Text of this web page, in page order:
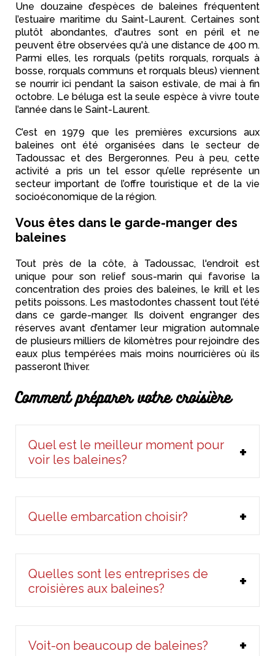
Une douzaine d’espèces de baleines fréquentent
l’estuaire maritime du Saint-Laurent. Certaines sont
plutôt abondantes, d'autres sont en péril et ne
peuvent être observées qu'à une distance de 400 m.
Parmi elles, les rorquals (petits rorquals, rorquals à
bosse, rorquals communs et rorquals bleus) viennent
se nourrir ici pendant la saison estivale, de mai à fin
octobre. Le béluga est la seule espèce à vivre toute
l’année dans le Saint-Laurent.
C’est en 1979 que les premières excursions aux
baleines ont été organisées dans le secteur de
Tadoussac et des Bergeronnes. Peu à peu, cette
activité a pris un tel essor qu’elle représente un
secteur important de l’offre touristique et de la vie
socioéconomique de la région.
Vous êtes dans le garde-manger des
baleines
Tout près de la côte, à Tadoussac, l'endroit est
unique pour son relief sous-marin qui favorise la
concentration des proies des baleines, le krill et les
petits poissons. Les mastodontes chassent tout l’été
dans ce garde-manger. Ils doivent engranger des
réserves avant d’entamer leur migration automnale
de plusieurs milliers de kilomètres pour rejoindre des
eaux plus tempérées mais moins nourricières où ils
passeront l’hiver.
Comment préparer votre croisière
Quel est le meilleur moment pour
voir les baleines?
Quelle embarcation choisir?
Quelles sont les entreprises de
croisières aux baleines?
Voit-on beaucoup de baleines?